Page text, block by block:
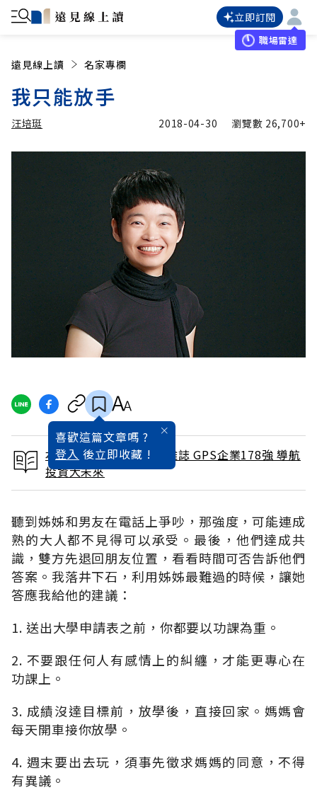
立即訂閱
職場雷達
遠見線上讀 名家專欄
我只能放手
汪培珽
汪培珽 加入追蹤
2018-04-30 瀏覽數 26,700+
喜歡這篇文章嗎 ?
登入 後立即收藏 !
本文出自 2018 / 5月號雜誌 GPS企業178強 導航
投資大未來
聽到姊姊和男友在電話上爭吵，那強度，可能連成
熟的大人都不見得可以承受。最後，他們達成共
識，雙方先退回朋友位置，看看時間可否告訴他們
答案。我落井下石，利用姊姊最難過的時候，讓她
答應我給他的建議：
1. 送出大學申請表之前，你都要以功課為重。
2. 不要跟任何人有感情上的糾纏，才能更專心在
功課上。
3. 成績沒達目標前，放學後，直接回家。媽媽會
每天開車接你放學。
4. 週末要出去玩，須事先徵求媽媽的同意，不得
有異議。